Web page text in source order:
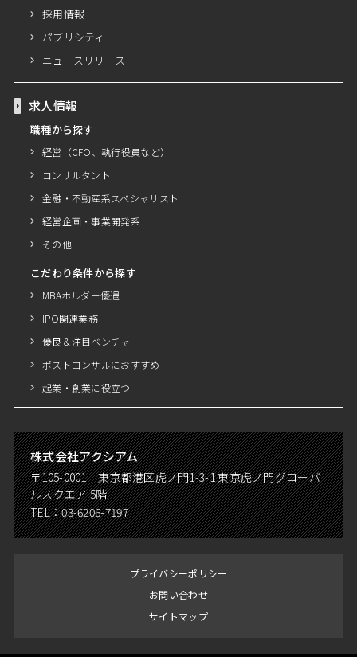
採用情報
パブリシティ
ニュースリリース
求人情報
職種から探す
経営（CFO、執行役員など）
コンサルタント
金融・不動産系スペシャリスト
経営企画・事業開発系
その他
こだわり条件から探す
MBAホルダー優遇
IPO関連業務
優良＆注目ベンチャー
ポストコンサルにおすすめ
起業・創業に役立つ
株式会社アクシアム
〒105-0001 東京都港区虎ノ門1-3-1 東京虎ノ門グローバ
ルスクエア 5階
TEL：03-6206-7197
プライバシーポリシー
お問い合わせ
サイトマップ